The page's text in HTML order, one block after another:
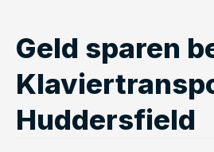
Geld sparen
Huddersfield